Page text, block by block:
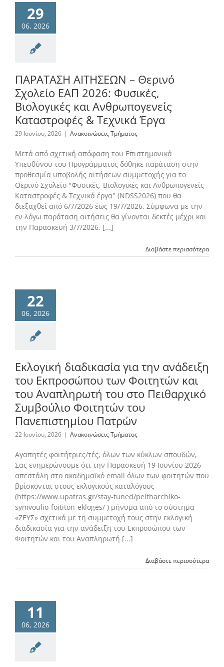
29
06, 2026
ΠΑΡΑΤΑΣΗ ΑΙΤΗΣΕΩΝ – Θερινό
Σχολείο ΕΑΠ 2026: Φυσικές,
Βιολογικές και Ανθρωπογενείς
Καταστροφές & Τεχνικά Έργα
29 Ιουνίου, 2026 | Ανακοινώσεις Τμήματος
Μετά από σχετική απόφαση του Επιστημονικά
Υπευθύνου του Προγράμματος δόθηκε παράταση στην
προθεσμία υποβολής αιτήσεων συμμετοχής για το
Θερινό Σχολείο "Φυσικές, Βιολογικές και Ανθρωπογενείς
Καταστροφές & Τεχνικά έργα" (NDSS2026) που θα
διεξαχθεί από 6/7/2026 έως 19/7/2026. Σύμφωνα με την
εν λόγω παράταση αιτήσεις θα γίνονται δεκτές μέχρι και
την Παρασκευή 3/7/2026. [...]
Διαβάστε περισσότερα
22
06, 2026
Εκλογική διαδικασία για την ανάδειξη
του Εκπροσώπου των Φοιτητών και
του Αναπληρωτή του στο Πειθαρχικό
Συμβούλιο Φοιτητών του
Πανεπιστημίου Πατρών
22 Ιουνίου, 2026 | Ανακοινώσεις Τμήματος
Αγαπητές φοιτήτριες/τές, όλων των κύκλων σπουδών,
Σας ενημερώνουμε ότι την Παρασκευή 19 Ιουνίου 2026
απεστάλη στο ακαδημαϊκό email όλων των φοιτητών που
βρίσκονται στους εκλογικούς καταλόγους
(https://www.upatras.gr/stay-tuned/peitharchiko-
symvoulio-foititon-ekloges/ ) μήνυμα από το σύστημα
«ΖΕΥΣ» σχετικά με τη συμμετοχή τους στην εκλογική
διαδικασία για την ανάδειξη του Εκπροσώπου των
Φοιτητών και του Αναπληρωτή [...]
Διαβάστε περισσότερα
11
06, 2026